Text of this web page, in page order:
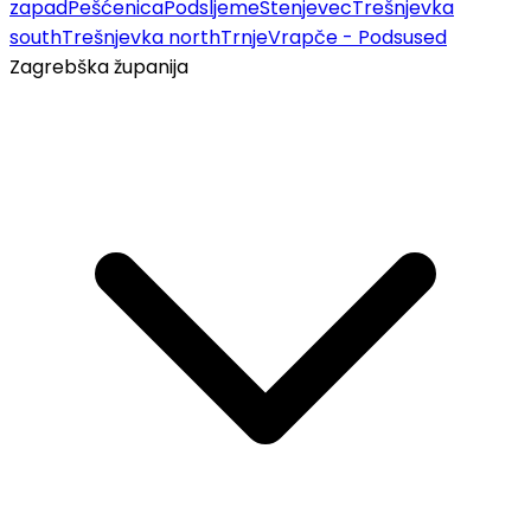
zapadPešćenicaPodsljemeStenjevecTrešnjevka
southTrešnjevka northTrnjeVrapče - Podsused
Zagrebška županija